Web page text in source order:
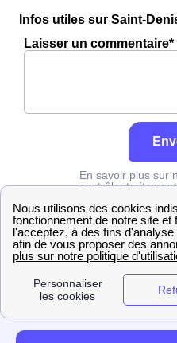
Infos utiles sur Saint-
Laisser un commentaire*
En savoir plus sur
contrôle,
Grdf Seine-et-Marne